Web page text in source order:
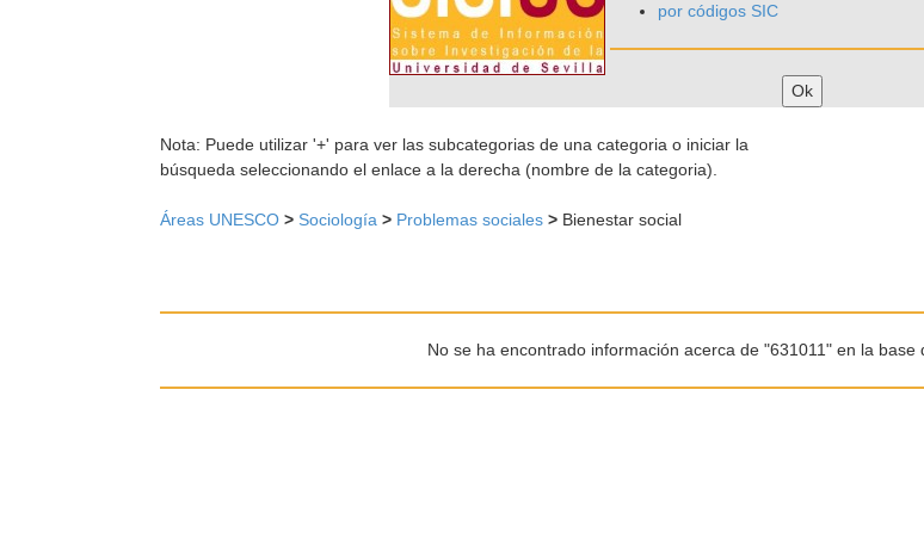
por códigos SIC
Nota: Puede utilizar '+' para ver las subcategorias de una categoria o iniciar la
búsqueda seleccionando el enlace a la derecha (nombre de la categoria).
Áreas UNESCO > Sociología > Problemas sociales > Bienestar social
No se ha encontrado información acerca de "631011" en la base